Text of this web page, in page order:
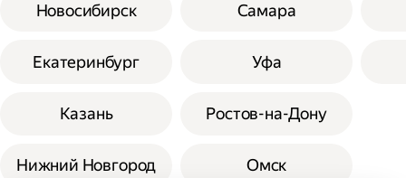
Новосибирск
Екатеринбург
Казань
Нижний Новгород
Самара
Уфа
Ростов-на-Дону
Омск